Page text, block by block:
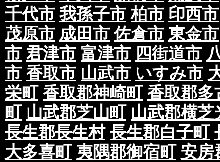
千代市 我孫子市 柏市 印西市
茂原市 成田市 佐倉市 東金市
市 君津市 富津市 四街道市
市 香取市 山武市 いすみ市
栄町 香取郡神崎町 香取郡多
町 山武郡芝山町 山武郡横芝
長生郡長生村 長生郡白子町
大多喜町 夷隅郡御宿町 安房